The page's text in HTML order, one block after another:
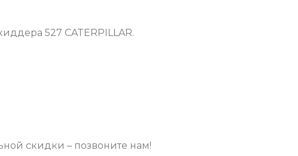
527 CATERPILLAR.
скидки – позвоните нам!